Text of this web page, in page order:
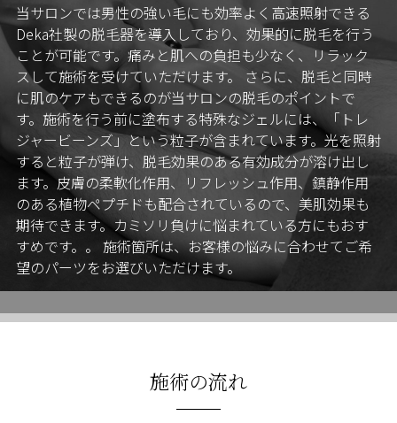
当サロンでは男性の強い毛にも効率よく高速照射できる
Deka社製の脱毛器を導入しており、効果的に脱毛を行う
ことが可能です。痛みと肌への負担も少なく、リラック
スして施術を受けていただけます。 さらに、脱毛と同時
に肌のケアもできるのが当サロンの脱毛のポイントで
す。施術を行う前に塗布する特殊なジェルには、「トレ
ジャービーンズ」という粒子が含まれています。光を照射
すると粒子が弾け、脱毛効果のある有効成分が溶け出し
ます。皮膚の柔軟化作用、リフレッシュ作用、鎮静作用
のある植物ペプチドも配合されているので、美肌効果も
期待できます。カミソリ負けに悩まれている方にもおす
すめです。。 施術箇所は、お客様の悩みに合わせてご希
望のパーツをお選びいただけます。
施術の流れ